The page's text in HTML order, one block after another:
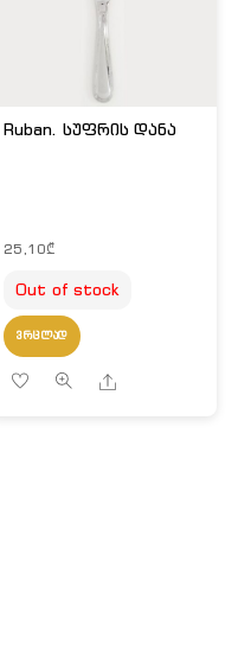
Ruban. სუფრის დანა
25,10₾
Out of stock
ᲕᲠᲪᲚᲐᲓ
Share